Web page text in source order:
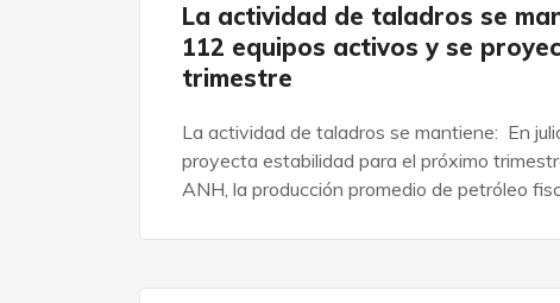
La actividad de taladros se
112 equipos activos y se
trimestre
La actividad de taladros se mantiene: En
proyecta estabilidad para el próximo
ANH, la producción promedio de petróleo